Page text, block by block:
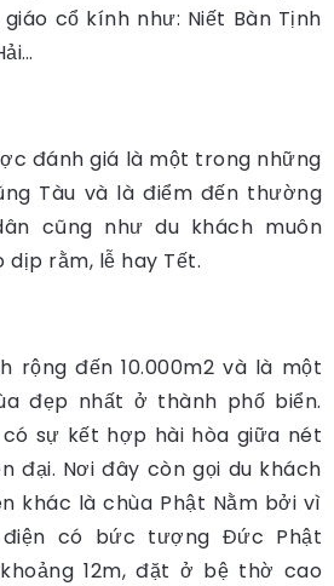
cổ kính như: Niết Bàn Tịnh
đánh giá là một trong những
Tàu và là điểm đến thường
cũng như du khách muôn
rằm, lễ hay Tết.
rộng đến 10.000m2 và là một
đẹp nhất ở thành phố biển.
sự kết hợp hài hòa giữa nét
đại. Nơi đây còn gọi du khách
khác là chùa Phật Nằm bởi vì
có bức tượng Đức Phật
12m, đặt ở bệ thờ cao